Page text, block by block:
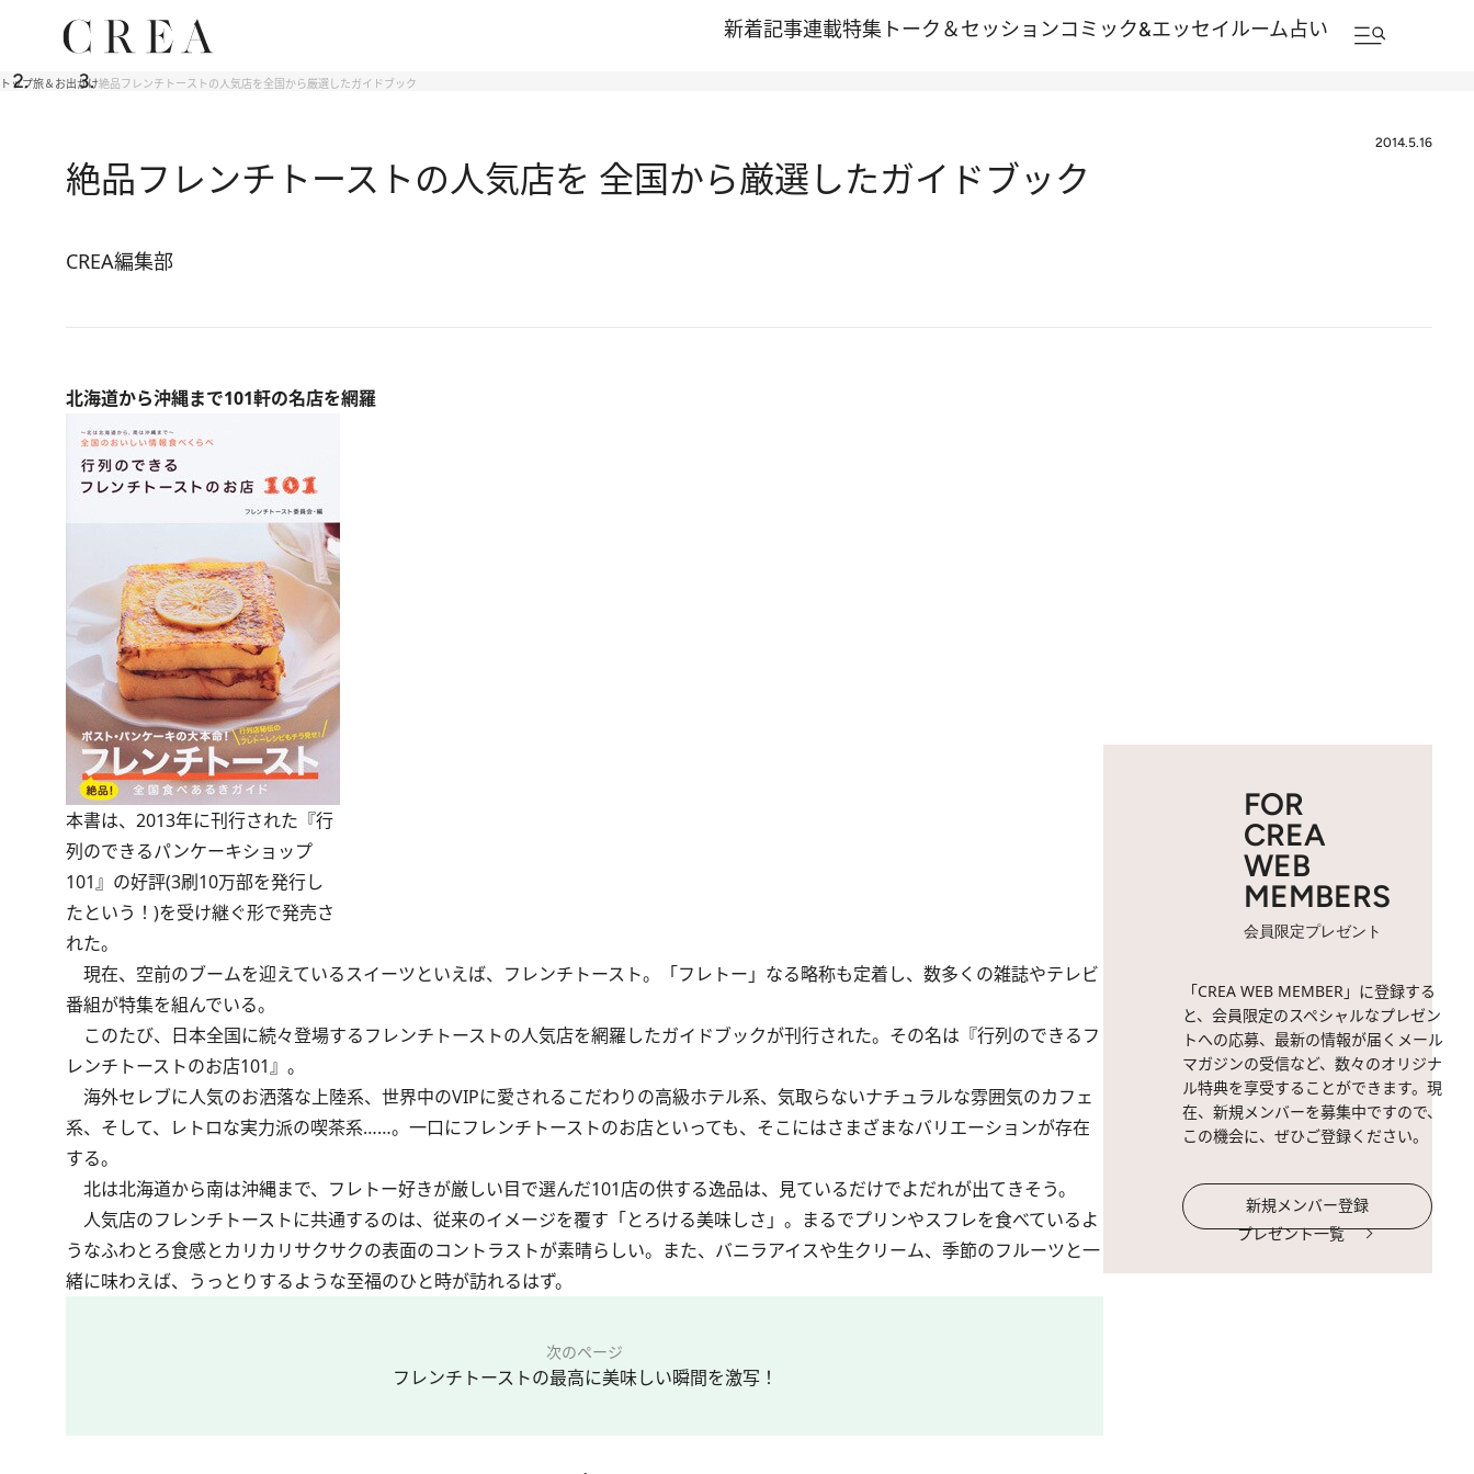
新着記事連載特集 トーク＆セッションコミック&エッセイルーム占い
トップ旅＆お出かけ絶品フレンチトーストの人気店を全国から厳選したガイドブック
2014.5.16
絶品フレンチトーストの人気店を 全国から厳選したガイドブック
CREA編集部
北海道から沖縄まで101軒の名店を網羅
本書は、2013年に刊行された『行
列のできるパンケーキショップ
101』の好評(3刷10万部を発行し
たという！)を受け継ぐ形で発売さ
れた。
現在、空前のブームを迎えているスイーツといえば、フレンチトースト。「フレトー」なる略称も定着し、数多くの雑誌やテレビ
番組が特集を組んでいる。
このたび、日本全国に続々登場するフレンチトーストの人気店を網羅したガイドブックが刊行された。その名は『行列のできるフ
レンチトーストのお店101』。
海外セレブに人気のお洒落な上陸系、世界中のVIPに愛されるこだわりの高級ホテル系、気取らないナチュラルな雰囲気のカフェ
系、そして、レトロな実力派の喫茶系……。一口にフレンチトーストのお店といっても、そこにはさまざまなバリエーションが存在
する。
北は北海道から南は沖縄まで、フレトー好きが厳しい目で選んだ101店の供する逸品は、見ているだけでよだれが出てきそう。
人気店のフレンチトーストに共通するのは、従来のイメージを覆す「とろける美味しさ」。まるでプリンやスフレを食べているよ
うなふわとろ食感とカリカリサクサクの表面のコントラストが素晴らしい。また、バニラアイスや生クリーム、季節のフルーツと一
緒に味わえば、うっとりするような至福のひと時が訪れるはず。
次のページ
フレンチトーストの最高に美味しい瞬間を激写！
FOR
CREA
WEB
MEMBERS
会員限定プレゼント
「CREA WEB MEMBER」に登録する
と、会員限定のスペシャルなプレゼン
トへの応募、最新の情報が届くメール
マガジンの受信など、数々のオリジナ
ル特典を享受することができます。現
在、新規メンバーを募集中ですので、
この機会に、ぜひご登録ください。
新規メンバー登録
プレゼント一覧